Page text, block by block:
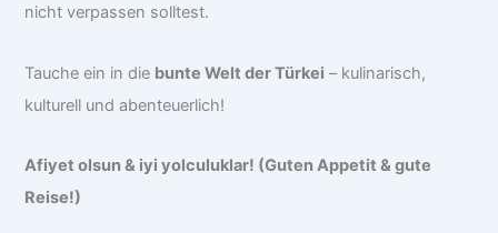
nicht verpassen solltest.
Tauche ein in die bunte Welt der Türkei – kulinarisch,
kulturell und abenteuerlich!
Afiyet olsun & iyi yolculuklar! (Guten Appetit & gute
Reise!)